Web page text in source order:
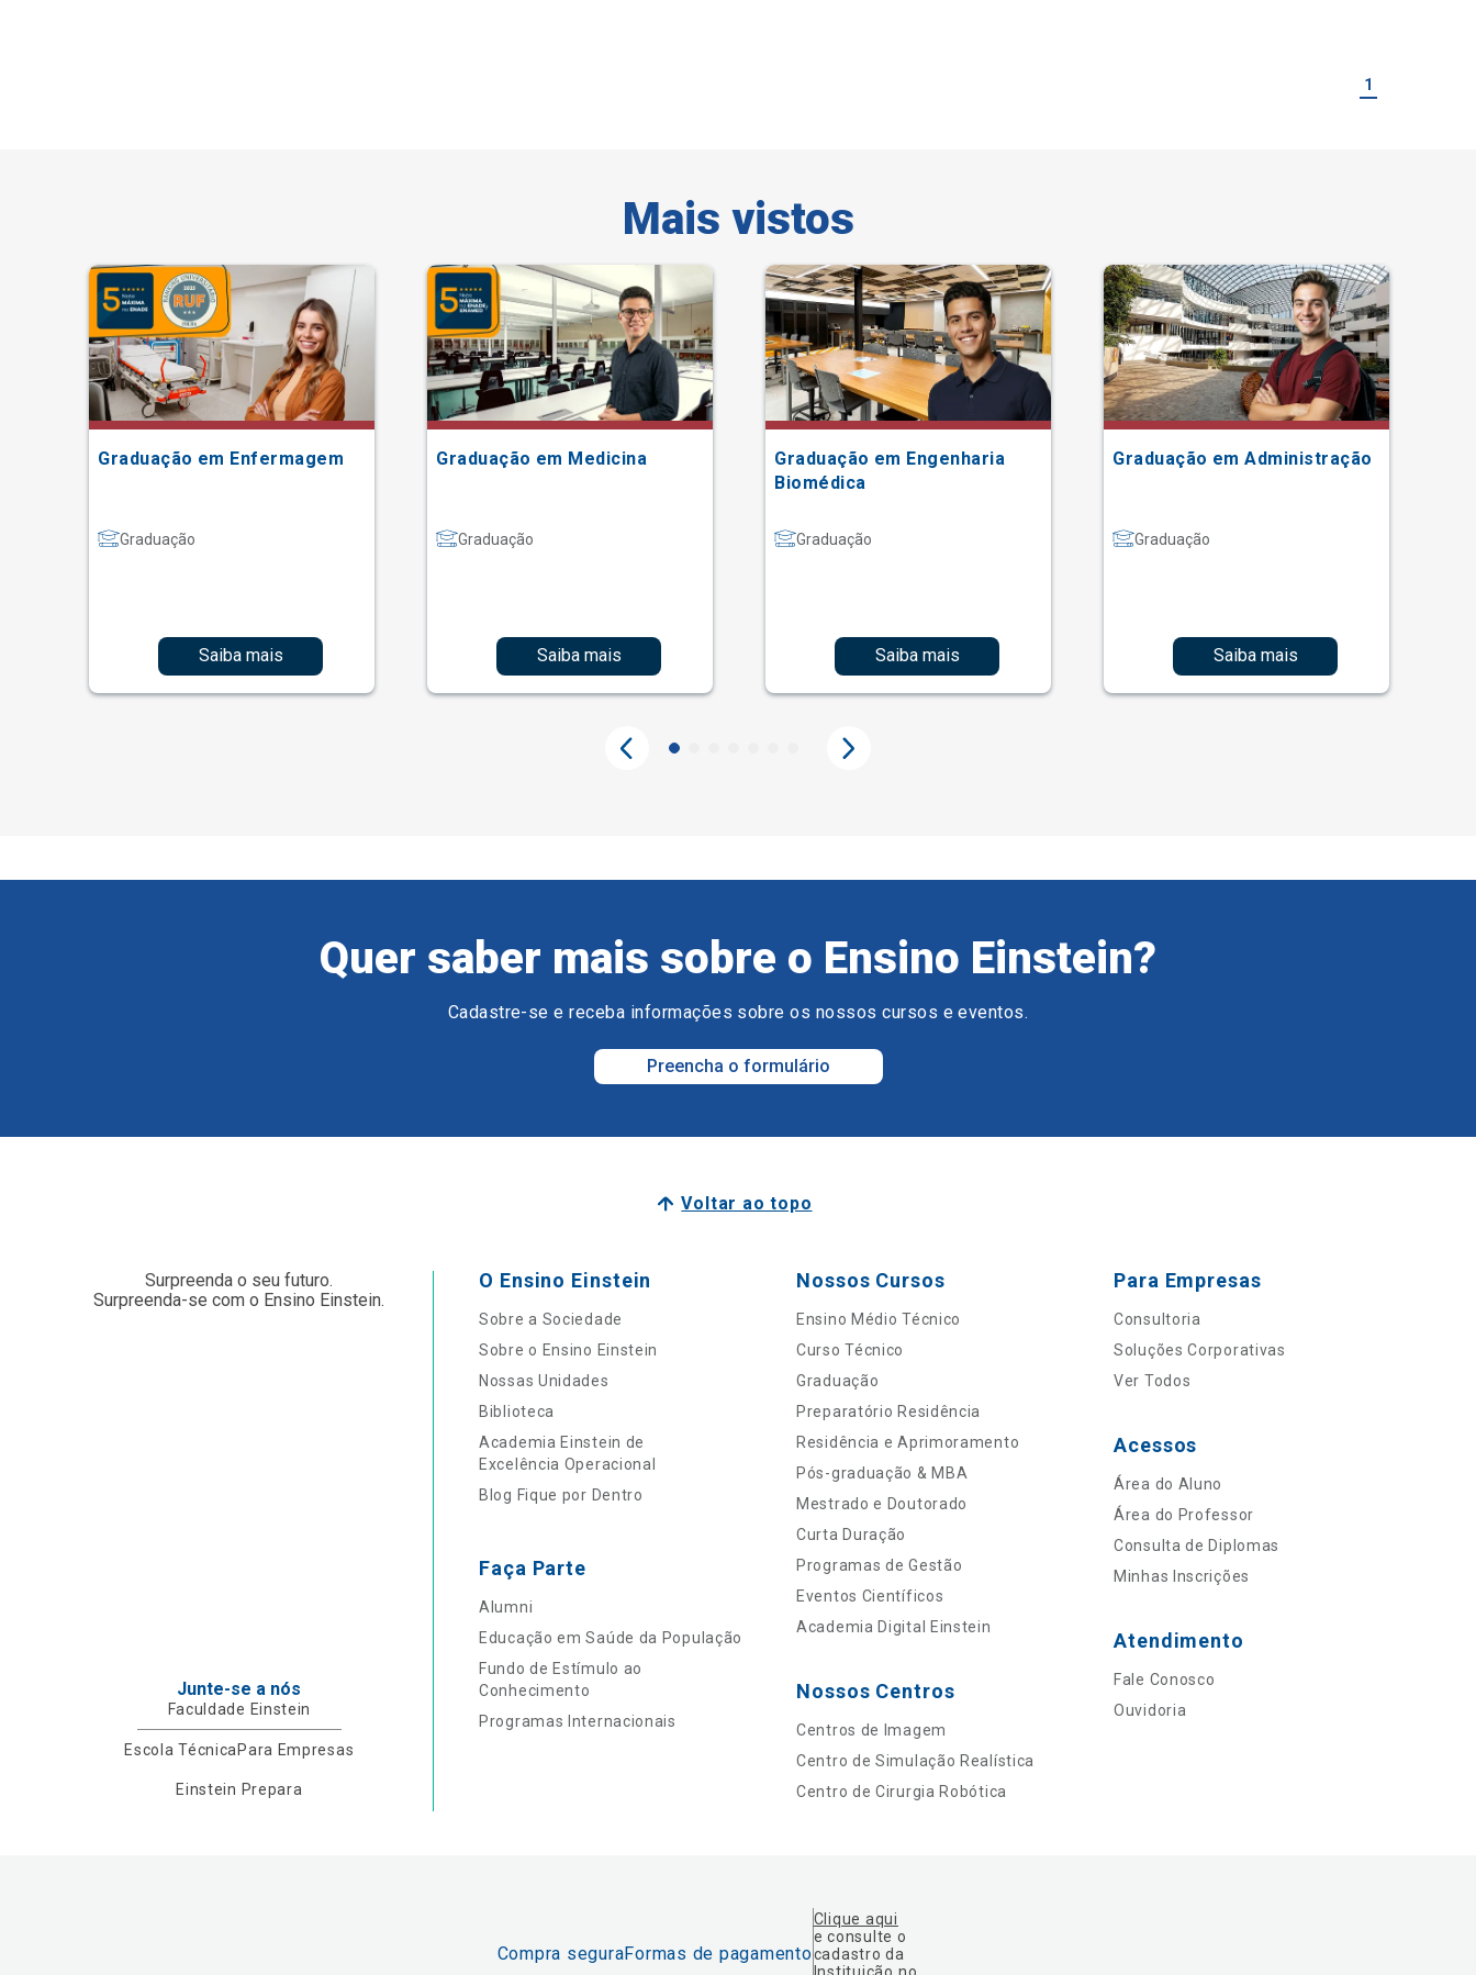
1
Mais vistos
Graduação em Enfermagem
Graduação
Saiba mais
Graduação em Medicina
Graduação
Saiba mais
Graduação em Engenharia
Biomédica
Graduação
Saiba mais
Graduação em Administração
Graduação
Saiba mais
Quer saber mais sobre o Ensino Einstein?
Cadastre-se e receba informações sobre os nossos cursos e eventos.
Preencha o formulário
Voltar ao topo
Surpreenda o seu futuro.
Surpreenda-se com o Ensino Einstein.
Junte-se a nós
Faculdade Einstein
Escola Técnica Para Empresas
Einstein Prepara
O Ensino Einstein
Sobre a Sociedade
Sobre o Ensino Einstein
Nossas Unidades
Biblioteca
Academia Einstein de
Excelência Operacional
Blog Fique por Dentro
Faça Parte
Alumni
Educação em Saúde da População
Fundo de Estímulo ao
Conhecimento
Programas Internacionais
Nossos Cursos
Ensino Médio Técnico
Curso Técnico
Graduação
Preparatório Residência
Residência e Aprimoramento
Pós-graduação & MBA
Mestrado e Doutorado
Curta Duração
Programas de Gestão
Eventos Científicos
Academia Digital Einstein
Nossos Centros
Centros de Imagem
Centro de Simulação Realística
Centro de Cirurgia Robótica
Para Empresas
Consultoria
Soluções Corporativas
Ver Todos
Acessos
Área do Aluno
Área do Professor
Consulta de Diplomas
Minhas Inscrições
Atendimento
Fale Conosco
Ouvidoria
Compra seguraFormas de pagamento
Clique aqui
e consulte o
cadastro da